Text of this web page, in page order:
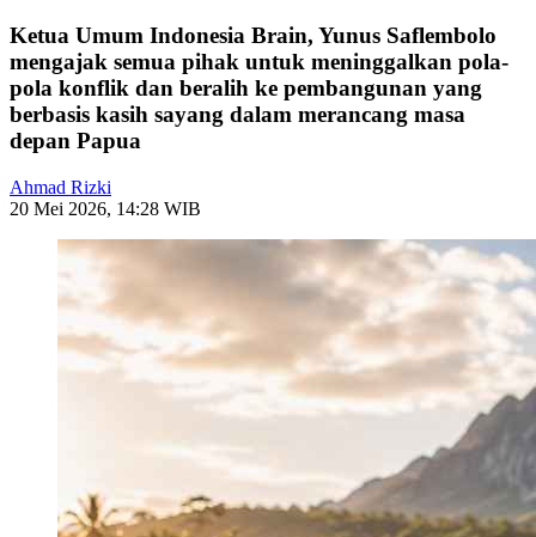
Ketua Umum Indonesia Brain, Yunus Saflembolo
mengajak semua pihak untuk meninggalkan pola-
pola konflik dan beralih ke pembangunan yang
berbasis kasih sayang dalam merancang masa
depan Papua
Ahmad Rizki
20 Mei 2026, 14:28 WIB